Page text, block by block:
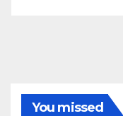
You missed